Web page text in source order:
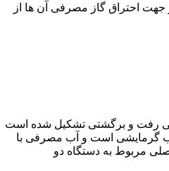
ممنوع است،مگر آنکه هوای مورد نیاز جهت احتراق گاز مصرفی آن ها از
رفت و برگشتی تشکیل شده است
آب گرمایشی است و آب مصرفی با
مربوط به دستگاه دو